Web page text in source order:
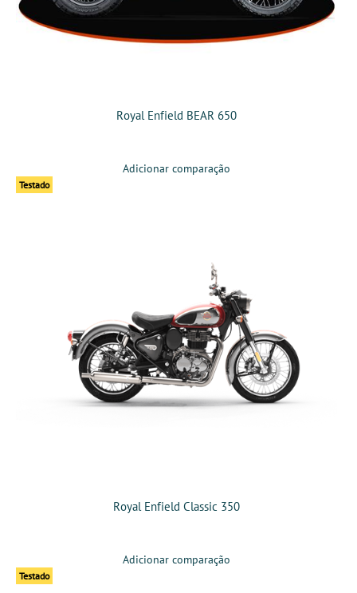
Royal Enfield BEAR 650
Adicionar comparação
Testado
Royal Enfield Classic 350
Adicionar comparação
Testado